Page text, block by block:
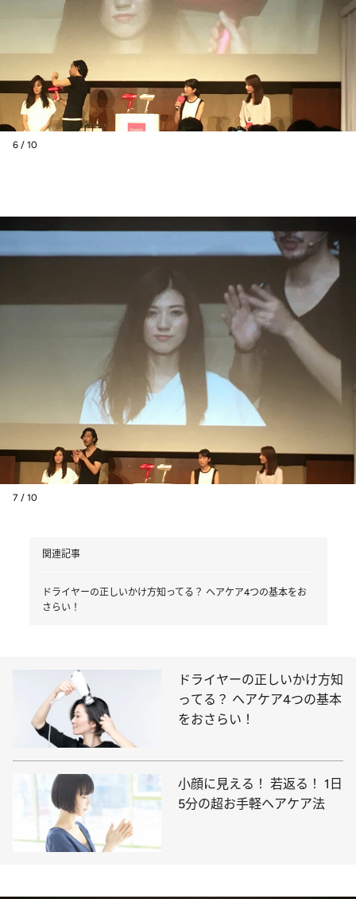
6 / 10
7 / 10
関連記事
ドライヤーの正しいかけ方知ってる？ ヘアケア4つの基本をお
さらい！
ドライヤーの正しいかけ方知
ってる？ ヘアケア4つの基本
をおさらい！
小顔に見える！ 若返る！ 1日
5分の超お手軽ヘアケア法